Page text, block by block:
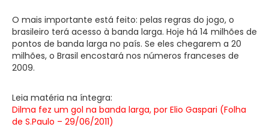
O mais importante está feito: pelas regras do jogo, o
brasileiro terá acesso à banda larga. Hoje há 14 milhões de
pontos de banda larga no país. Se eles chegarem a 20
milhões, o Brasil encostará nos números franceses de
2009.
Leia matéria na íntegra:
Dilma fez um gol na banda larga, por Elio Gaspari (Folha
de S.Paulo – 29/06/2011)